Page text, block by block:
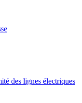
des lignes électriques